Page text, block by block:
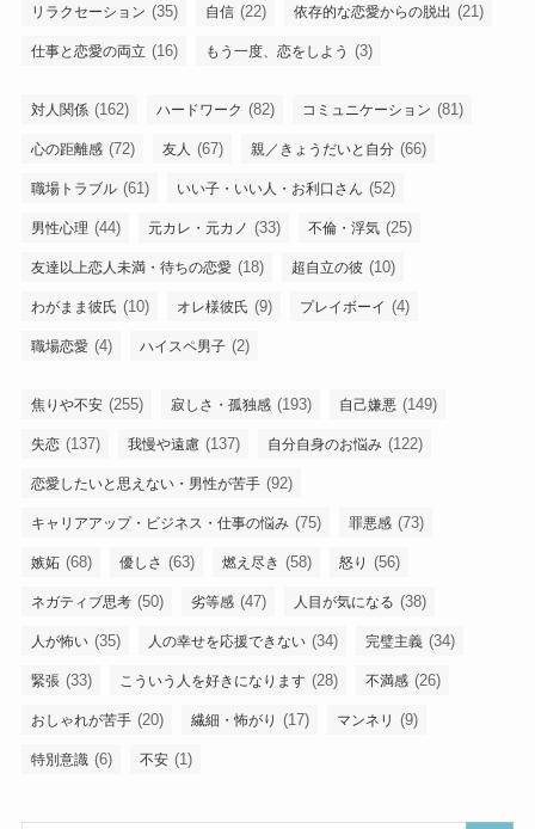
リラクセーション (35) 自信 (22) 依存的な恋愛からの脱出 (21)
仕事と恋愛の両立 (16) もう一度、恋をしよう (3)
対人関係 (162) ハードワーク (82) コミュニケーション (81)
心の距離感 (72) 友人 (67) 親／きょうだいと自分 (66)
職場トラブル (61) いい子・いい人・お利口さん (52)
男性心理 (44) 元カレ・元カノ (33) 不倫・浮気 (25)
友達以上恋人未満・待ちの恋愛 (18) 超自立の彼 (10)
わがまま彼氏 (10) オレ様彼氏 (9) プレイボーイ (4)
職場恋愛 (4) ハイスペ男子 (2)
焦りや不安 (255) 寂しさ・孤独感 (193) 自己嫌悪 (149)
失恋 (137) 我慢や遠慮 (137) 自分自身のお悩み (122)
恋愛したいと思えない・男性が苦手 (92)
キャリアアップ・ビジネス・仕事の悩み (75) 罪悪感 (73)
嫉妬 (68) 優しさ (63) 燃え尽き (58) 怒り (56)
ネガティブ思考 (50) 劣等感 (47) 人目が気になる (38)
人が怖い (35) 人の幸せを応援できない (34) 完璧主義 (34)
緊張 (33) こういう人を好きになります (28) 不満感 (26)
おしゃれが苦手 (20) 繊細・怖がり (17) マンネリ (9)
特別意識 (6) 不安 (1)